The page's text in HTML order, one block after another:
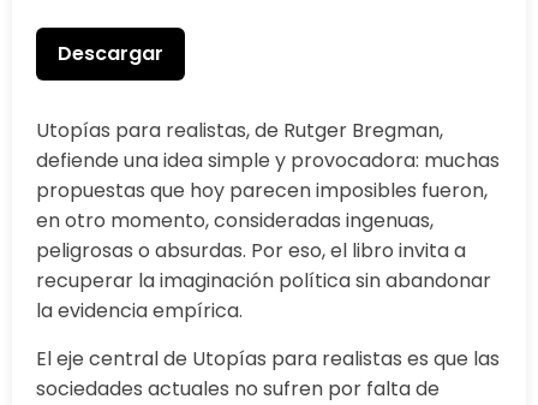
Descargar
Utopías para realistas, de Rutger Bregman,
defiende una idea simple y provocadora: muchas
propuestas que hoy parecen imposibles fueron,
en otro momento, consideradas ingenuas,
peligrosas o absurdas. Por eso, el libro invita a
recuperar la imaginación política sin abandonar
la evidencia empírica.
El eje central de Utopías para realistas es que las
sociedades actuales no sufren por falta de